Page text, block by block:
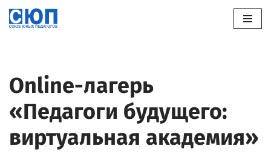
Online-лагерь
«Педагоги будущего:
виртуальная академия»